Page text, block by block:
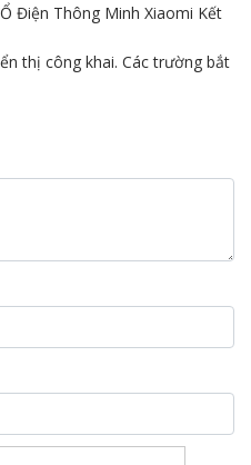
Điện Thông Minh Xiaomi Kết
thị công khai. Các trường bắt